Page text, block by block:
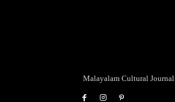
Malayalam Cultural Journal